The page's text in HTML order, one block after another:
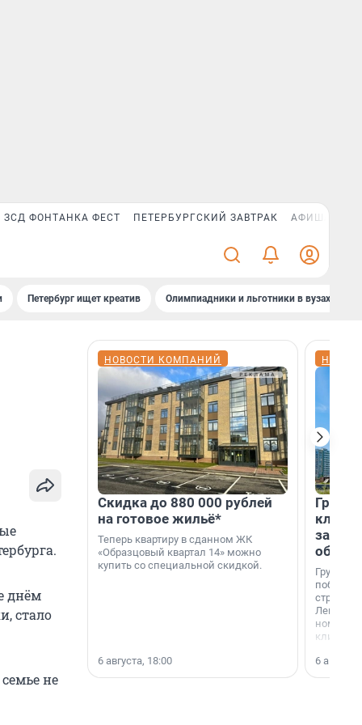
ЗСД ФОНТАНКА ФЕСТ ПЕТЕРБУРГСКИЙ ЗАВТРАК АФИША PLUS
Петербург ищет креатив Олимпиадники и льготники в вузах СПб
днём
стало
не
НОВОСТИ КОМПАНИЙ
Скидка до 880 000 рублей
на готовое жильё*
Теперь квартиру в сданном ЖК
«Образцовый квартал 14» можно
купить со специальной скидкой.
6 августа, 18:00
Группа
области».
6